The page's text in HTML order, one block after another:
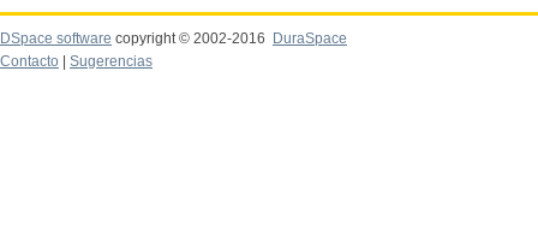
DSpace software copyright © 2002-2016
DuraSpace
Contacto
Sugerencias